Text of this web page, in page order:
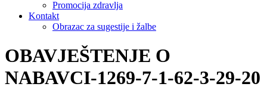
Promocija zdravlja
Kontakt
Obrazac za sugestije i žalbe
OBAVJEŠTENJE O
NABAVCI-1269-7-1-62-3-29-20